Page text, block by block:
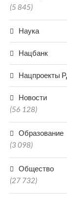
(5 845)
Наука
Нацбанк
Нацпроекты
Новости
(56 128)
Образование
(3 098)
Общество
(27 732)